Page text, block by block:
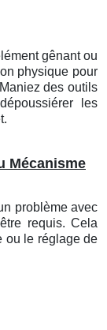
gênant ou
physique pour
des outils
les
Mécanisme
problème avec
requis. Cela
ou le réglage de